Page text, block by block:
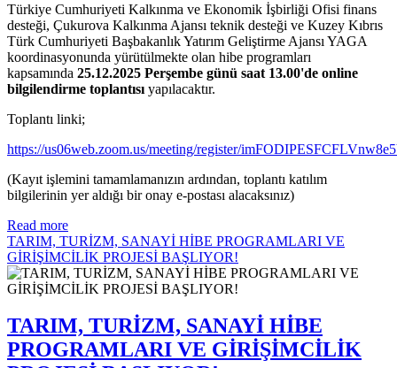
Türkiye Cumhuriyeti Kalkınma ve Ekonomik İşbirliği Ofisi finans
desteği, Çukurova Kalkınma Ajansı teknik desteği ve Kuzey Kıbrıs
Türk Cumhuriyeti Başbakanlık Yatırım Geliştirme Ajansı YAGA
koordinasyonunda yürütülmekte olan hibe programları
kapsamında 25.12.2025 Perşembe günü saat 13.00'de online
bilgilendirme toplantısı yapılacaktır.
Toplantı linki;
https://us06web.zoom.us/meeting/register/
(Kayıt işlemini tamamlamanızın ardından, toplantı katılım
bilgilerinin yer aldığı bir onay e-postası alacaksınız)
Read more
TARIM, TURİZM, SANAYİ HİBE PROGRAMLARI VE
GİRİŞİMCİLİK PROJESİ BAŞLIYOR!
TARIM, TURİZM, SANAYİ HİBE
PROGRAMLARI VE GİRİŞİMCİLİK